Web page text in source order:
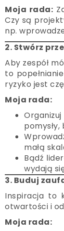
Moja rada:
Czy są
np.
2. Stwórz
Aby zespół
to
ryzyko jest
Moja rada:
małą
Bądź
wydają
3. Buduj
Inspiracja to
otwartości i
Moja rada: